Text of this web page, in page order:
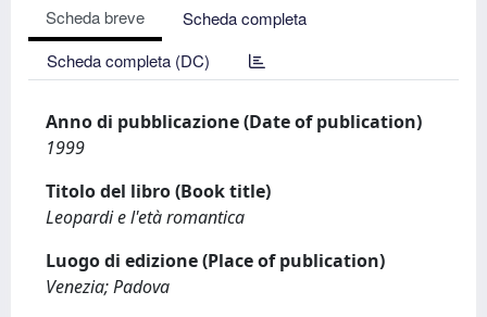
Scheda breve
Scheda completa
Scheda completa (DC)
Anno di pubblicazione (Date of publication)
1999
Titolo del libro (Book title)
Leopardi e l'età romantica
Luogo di edizione (Place of publication)
Venezia; Padova